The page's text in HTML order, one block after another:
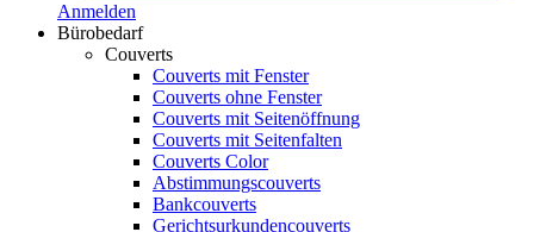
Anmelden
Bürobedarf
Couverts
Couverts mit Fenster
Couverts ohne Fenster
Couverts mit Seitenöffnung
Couverts mit Seitenfalten
Couverts Color
Abstimmungscouverts
Bankcouverts
Gerichtsurkundencouverts